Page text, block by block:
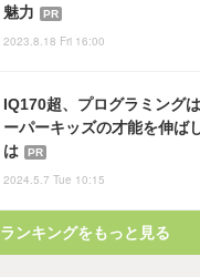
魅力
PR
2023.8.18 Fri 16:00
IQ170超、プログラミング
ーパーキッズの才能を伸ば
は
PR
2024.5.7 Tue 10:15
ランキングをもっと見る